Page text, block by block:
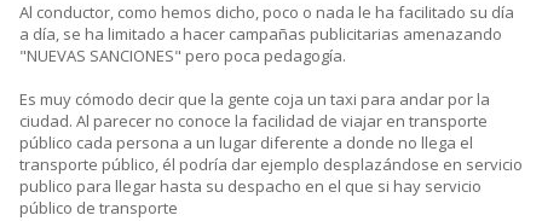
Al conductor, como hemos dicho, poco o nada le ha facilitado su día
a día, se ha limitado a hacer campañas publicitarias amenazando
"NUEVAS SANCIONES" pero poca pedagogía.
Es muy cómodo decir que la gente coja un taxi para andar por la
ciudad. Al parecer no conoce la facilidad de viajar en transporte
público cada persona a un lugar diferente a donde no llega el
transporte público, él podría dar ejemplo desplazándose en servicio
publico para llegar hasta su despacho en el que si hay servicio
público de transporte